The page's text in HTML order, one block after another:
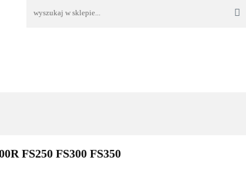
FS250 FS300 FS350